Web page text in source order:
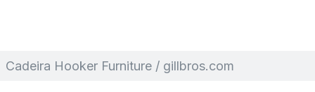
Cadeira Hooker Furniture / gillbros.com